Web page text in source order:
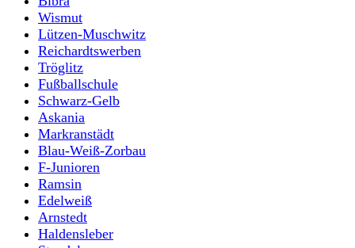
Wismut
Lützen-Muschwitz
Reichardtswerben
Tröglitz
Fußballschule
Schwarz-Gelb
Askania
Markranstädt
Blau-Weiß-Zorbau
F-Junioren
Ramsin
Edelweiß
Arnstedt
Haldensleber